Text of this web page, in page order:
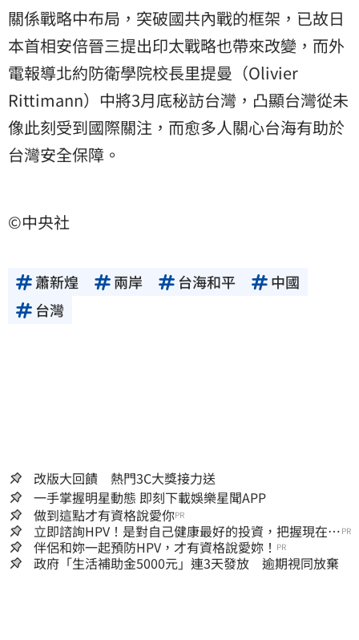
關係戰略中布局，突破國共內戰的框架，已故日
本首相安倍晉三提出印太戰略也帶來改變，而外
電報導北約防衛學院校長里提曼（Olivier
Rittimann）中將3月底秘訪台灣，凸顯台灣從未
像此刻受到國際關注，而愈多人關心台海有助於
台灣安全保障。
©中央社
蕭新煌 兩岸 台海和平
中國
台灣
改版大回饋 熱門3C大獎接力送
一手掌握明星動態 即刻下載娛樂星聞APP
做到這點才有資格說愛你PR
立即諮詢HPV！是對自己健康最好的投資，把握現在不
嫌晚！
PR
伴侶和妳一起預防HPV，才有資格說愛妳！ PR
政府「生活補助金5000元」連3天發放 逾期視同放棄